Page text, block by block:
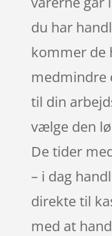
du har
kommer de
medmindre
til din
vælge den
De tider
– i dag
direkte til
med at